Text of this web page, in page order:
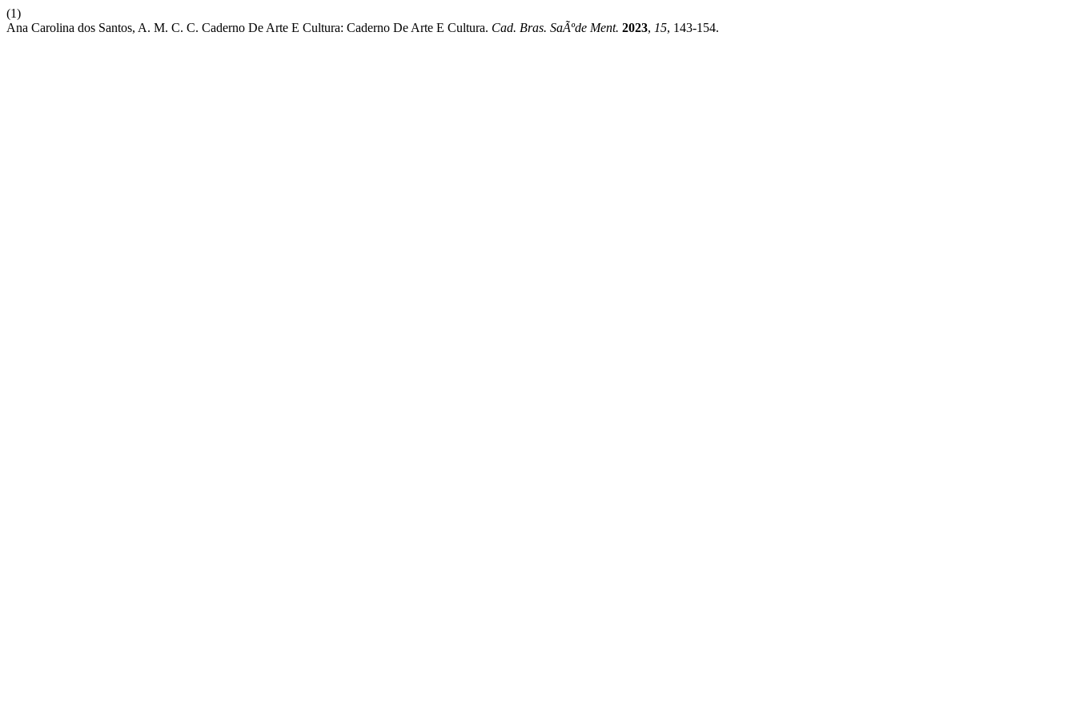
(1)
Ana Carolina dos Santos, A. M. C. C. Caderno De Arte E Cultura: Caderno De Arte E Cultura. Cad. Bras. SaÃºde Ment. 2023, 15, 143-154.